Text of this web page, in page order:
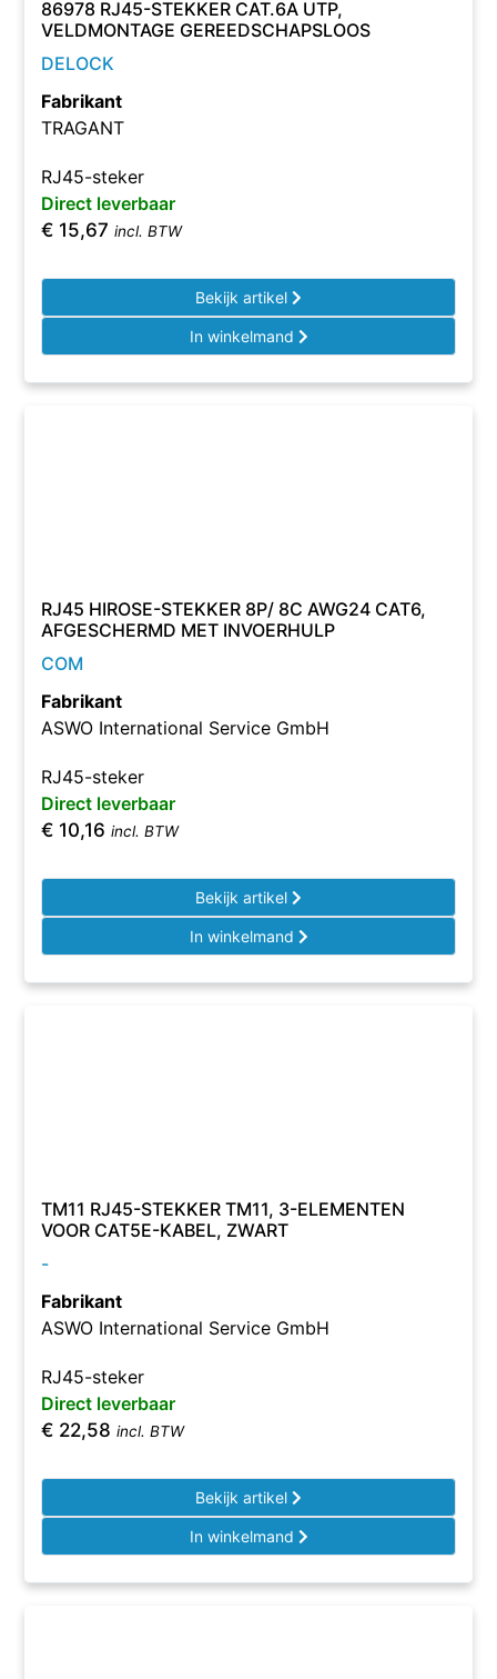
86978 RJ45-STEKKER CAT.6A UTP,
VELDMONTAGE GEREEDSCHAPSLOOS
DELOCK
Fabrikant
TRAGANT
RJ45-steker
Direct leverbaar
€ 15,67 incl. BTW
Bekijk artikel
In winkelmand
RJ45 HIROSE-STEKKER 8P/ 8C AWG24 CAT6,
AFGESCHERMD MET INVOERHULP
COM
Fabrikant
ASWO International Service GmbH
RJ45-steker
Direct leverbaar
€ 10,16 incl. BTW
Bekijk artikel
In winkelmand
TM11 RJ45-STEKKER TM11, 3-ELEMENTEN
VOOR CAT5E-KABEL, ZWART
-
Fabrikant
ASWO International Service GmbH
RJ45-steker
Direct leverbaar
€ 22,58 incl. BTW
Bekijk artikel
In winkelmand